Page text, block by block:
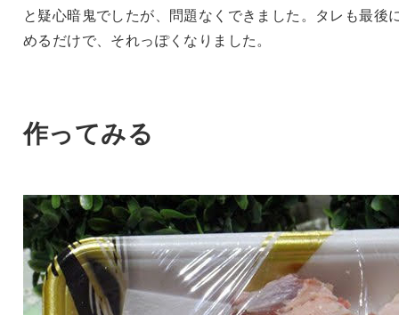
と疑心暗鬼でしたが、問題なくできました。タレも最後
めるだけで、それっぽくなりました。
作ってみる